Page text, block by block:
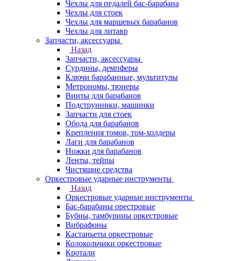
Чехлы для педалей бас-барабана
Чехлы для стоек
Чехлы для маршевых барабанов
Чехлы для литавр
Запчасти, аксессуары
Назад
Запчасти, аксессуары
Сурдины, демпферы
Ключи барабанные, мультитулы
Метрономы, тюнеры
Винты для барабанов
Подструнники, машинки
Запчасти для стоек
Обода для барабанов
Крепления томов, том-холдеры
Лаги для барабанов
Ножки для барабанов
Ленты, тейпы
Чистящие средства
Оркестровые ударные инструменты
Назад
Оркестровые ударные инструменты
Бас-барабаны орестровые
Бубны, тамбурины оркестровые
Вибрафоны
Кастаньеты оркестровые
Колокольчики оркестровые
Кротали